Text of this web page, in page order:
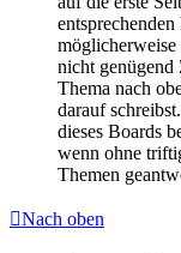
nicht genügend
Thema nach
darauf
dieses Boards
wenn ohne
Themen
Nach oben